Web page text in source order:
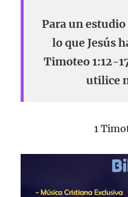
Para un
lo que Jesús
Timoteo 1:12-
utilice
1